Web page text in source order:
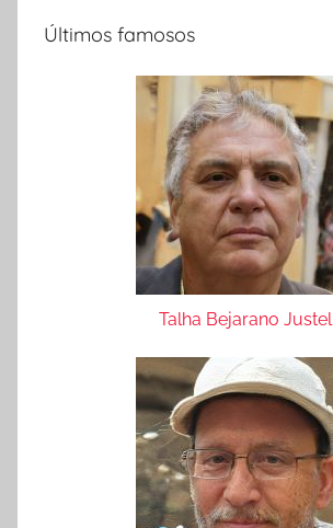
Últimos famosos
Talha Bejarano Justel